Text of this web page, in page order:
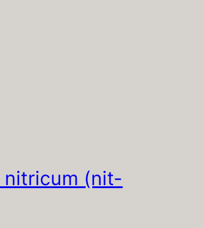
nitricum (nit-